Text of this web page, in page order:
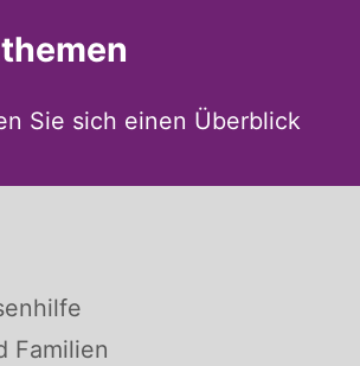
Sie sich einen Überblick
Familien